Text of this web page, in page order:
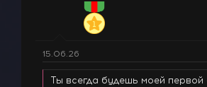
15.06.26
Ты всегда будешь моей первой